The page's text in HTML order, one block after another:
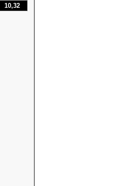
10,32